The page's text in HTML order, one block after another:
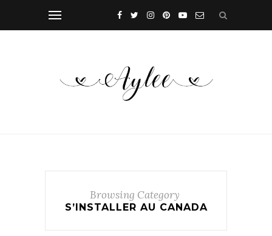
Browsing Category
S’INSTALLER AU CANADA